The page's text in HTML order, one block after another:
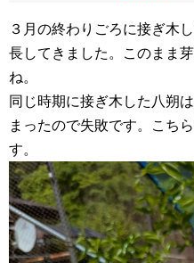
３月の終わりごろに接ぎ木
長してきました。このまま
ね。
同じ時期に接ぎ木した八朔
まったので失敗です。こち
す。